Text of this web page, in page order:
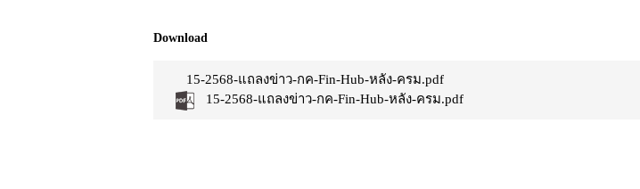
Download
15-2568-แถลงข่าว-กค-Fin-Hub-หลัง-ครม.pdf
15-2568-แถลงข่าว-กค-Fin-Hub-หลัง-ครม.pdf